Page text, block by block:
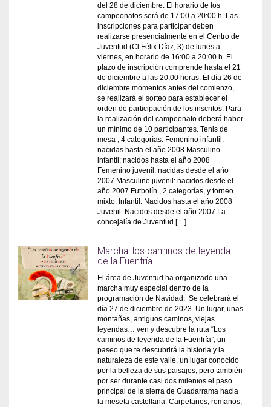
del 28 de diciembre. El horario de los
campeonatos será de 17:00 a 20:00 h. Las
inscripciones para participar deben
realizarse presencialmente en el Centro de
Juventud (Cl Félix Díaz, 3) de lunes a
viernes, en horario de 16:00 a 20:00 h. El
plazo de inscripción comprende hasta el 21
de diciembre a las 20:00 horas. El día 26 de
diciembre momentos antes del comienzo,
se realizará el sorteo para establecer el
orden de participación de los inscritos. Para
la realización del campeonato deberá haber
un mínimo de 10 participantes. Tenis de
mesa , 4 categorías: Femenino infantil:
nacidas hasta el año 2008 Masculino
infantil: nacidos hasta el año 2008
Femenino juvenil: nacidas desde el año
2007 Masculino juvenil: nacidos desde el
año 2007 Futbolín , 2 categorías, y torneo
mixto: Infantil: Nacidos hasta el año 2008
Juvenil: Nacidos desde el año 2007 La
concejalía de Juventud […]
Marcha: los caminos de leyenda
de la Fuenfría
El área de Juventud ha organizado una
marcha muy especial dentro de la
programación de Navidad. Se celebrará el
día 27 de diciembre de 2023. Un lugar, unas
montañas, antiguos caminos, viejas
leyendas… ven y descubre la ruta “Los
caminos de leyenda de la Fuenfría”, un
paseo que te descubrirá la historia y la
naturaleza de este valle, un lugar conocido
por la belleza de sus paisajes, pero también
por ser durante casi dos milenios el paso
principal de la sierra de Guadarrama hacia
la meseta castellana. Carpetanos, romanos,